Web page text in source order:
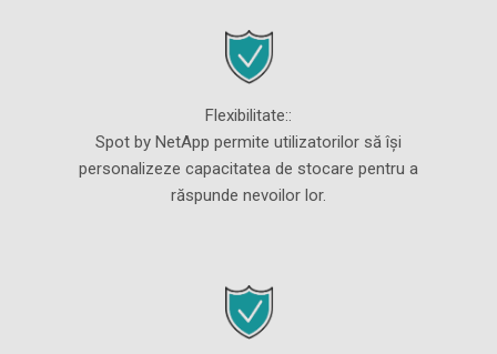
Flexibilitate::
Spot by NetApp permite utilizatorilor să își
personalizeze capacitatea de stocare pentru a
răspunde nevoilor lor.